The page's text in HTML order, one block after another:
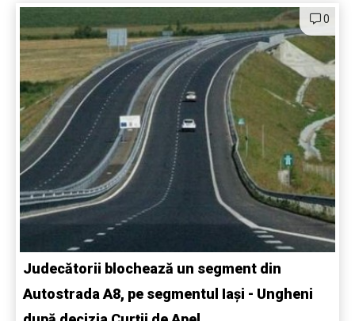
0
Judecătorii blochează un segment din
Autostrada A8, pe segmentul Iași - Ungheni